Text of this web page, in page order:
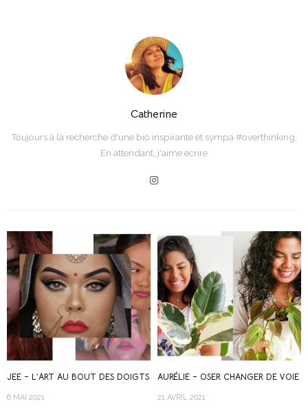
Catherine
Toujours à la recherche d'une bio inspirante et sympa #overthinking.
En attendant, j'aime écrire
JEE – L’ART AU BOUT DES DOIGTS
6 MAI 2021
AURÉLIE – OSER CHANGER DE VOIE
21 AVRIL 2021